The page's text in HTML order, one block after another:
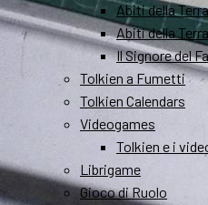
Abiti della
Abiti della
Il Signore del
Tolkien a Fumetti
Tolkien Calendars
Videogames
Tolkien e i
Librigame
Gioco di Ruolo